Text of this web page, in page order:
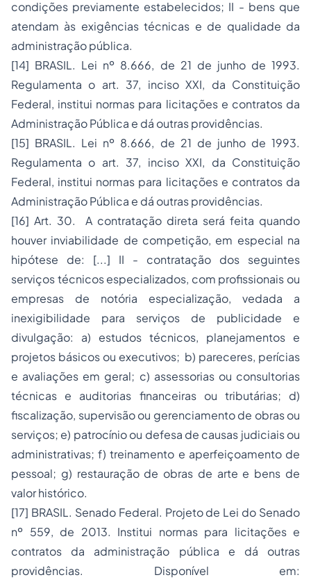
condições previamente estabelecidos; II - bens que
atendam às exigências técnicas e de qualidade da
administração pública.
[14] BRASIL. Lei nº 8.666, de 21 de junho de 1993.
Regulamenta o art. 37, inciso XXI, da Constituição
Federal, institui normas para licitações e contratos da
Administração Pública e dá outras providências.
[15] BRASIL. Lei nº 8.666, de 21 de junho de 1993.
Regulamenta o art. 37, inciso XXI, da Constituição
Federal, institui normas para licitações e contratos da
Administração Pública e dá outras providências.
[16] Art. 30. A contratação direta será feita quando
houver inviabilidade de competição, em especial na
hipótese de: [...] II - contratação dos seguintes
serviços técnicos especializados, com profissionais ou
empresas de notória especialização, vedada a
inexigibilidade para serviços de publicidade e
divulgação: a) estudos técnicos, planejamentos e
projetos básicos ou executivos; b) pareceres, perícias
e avaliações em geral; c) assessorias ou consultorias
técnicas e auditorias financeiras ou tributárias; d)
fiscalização, supervisão ou gerenciamento de obras ou
serviços; e) patrocínio ou defesa de causas judiciais ou
administrativas; f) treinamento e aperfeiçoamento de
pessoal; g) restauração de obras de arte e bens de
valor histórico.
[17] BRASIL. Senado Federal. Projeto de Lei do Senado
nº 559, de 2013. Institui normas para licitações e
contratos da administração pública e dá outras
providências. Disponível em: